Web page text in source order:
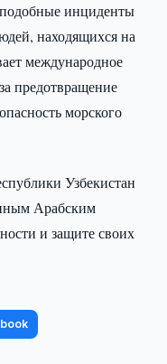
инциденты
находящихся на
международное
предотвращение
морского
Узбекистан
Арабским
и защите своих